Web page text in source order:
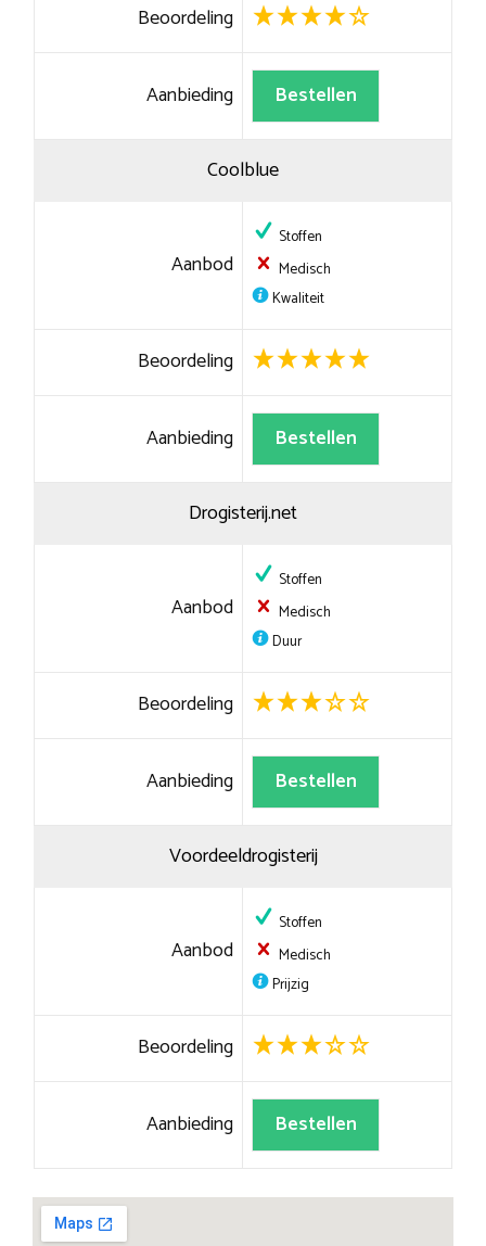
Beoordeling
Aanbieding Bestellen
Coolblue
Aanbod
Stoffen
Medisch
Kwaliteit
Beoordeling
Aanbieding Bestellen
Drogisterij.net
Aanbod
Stoffen
Medisch
Duur
Beoordeling
Aanbieding Bestellen
Voordeeldrogisterij
Aanbod
Stoffen
Medisch
Prijzig
Beoordeling
Aanbieding Bestellen